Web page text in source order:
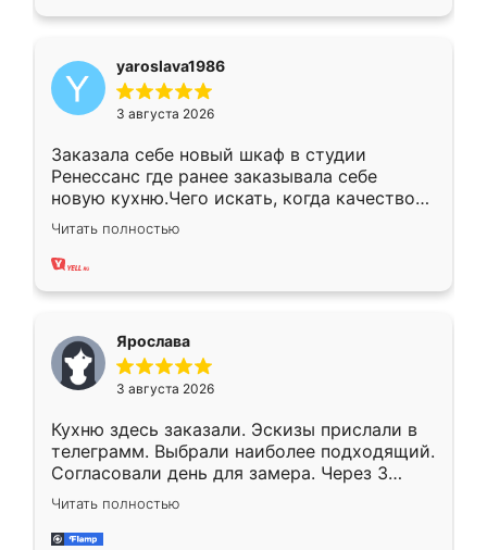
yaroslava1986
3 августа 2026
Заказала себе новый шкаф в студии
Ренессанс где ранее заказывала себе
новую кухню.Чего искать, когда качеством
вполне довольна. Служит кухня уже почти
два года, нареканий нет.
Читать полностью
Ярослава
3 августа 2026
Кухню здесь заказали. Эскизы прислали в
телеграмм. Выбрали наиболее подходящий.
Согласовали день для замера. Через 3
недели кухня была уже готова. Остались
довольны работой. Спасибо Ренессанс
мебель за качественную работу!
Читать полностью